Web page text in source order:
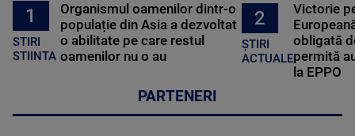
1
STIRI
STIINTA
Organismul oamenilor dintr-o
populație din Asia a dezvoltat
o abilitate pe care restul
oamenilor nu o au
2
ȘTIRI
ACTUALE
Victorie
obligată
permită
la EPPO
PARTENERI